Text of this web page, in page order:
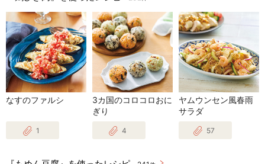
なすのファルシ
1
3カ国のコロコロおに
ぎり
4
ヤムウンセン風春雨
サラダ
57